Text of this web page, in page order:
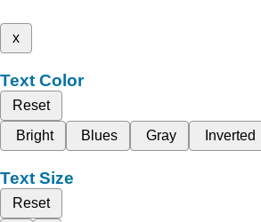
x
Text Color
Reset
Bright
Blues Gray Inverted
Text Size
Reset